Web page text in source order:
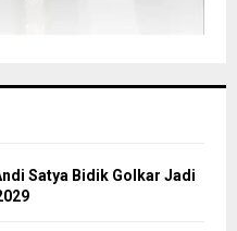
Satya Bidik Golkar Jadi